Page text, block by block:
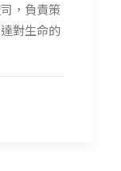
，負責策
對生命的